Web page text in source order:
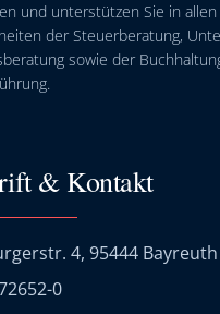
und unterstützen Sie in allen
der Steuerberatung,
sowie der
& Kontakt
4, 95444 Bayreuth
0